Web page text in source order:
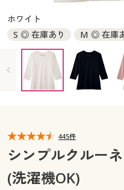
大きいサイズ 事務・制服
カタログ・チラシからの
デジタルカタログ
カタログ無料プレゼント
マイページ
閲覧履歴
カタログ無料プレゼント
会員メニュー
閲覧履歴
お気に入り
ホワイト
S ◎ 在庫あり
M ◎ 在庫
LL ◎ 在庫あり
3L ◎ 在
445件
シンプルクルー
(洗濯機OK)